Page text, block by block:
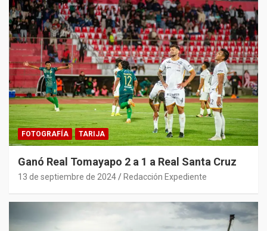
FOTOGRAFÍA TARIJA
Ganó Real Tomayapo 2 a 1 a Real Santa Cruz
13 de septiembre de 2024 Redacción Expediente